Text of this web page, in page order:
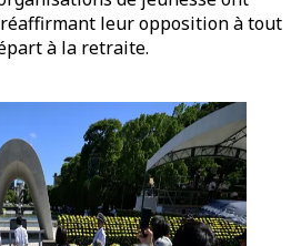
leur opposition à tout
à la retraite.